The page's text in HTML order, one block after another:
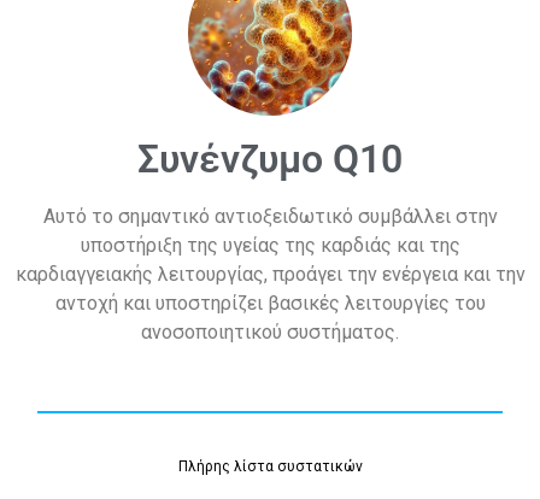
Συνένζυμο Q10
Αυτό το σημαντικό αντιοξειδωτικό συμβάλλει στην
υποστήριξη της υγείας της καρδιάς και της
καρδιαγγειακής λειτουργίας, προάγει την ενέργεια και την
αντοχή και υποστηρίζει βασικές λειτουργίες του
ανοσοποιητικού συστήματος.
Πλήρης λίστα συστατικών